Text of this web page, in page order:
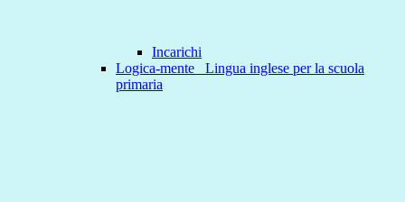
Incarichi
Logica-mente _Lingua inglese per la scuola
primaria